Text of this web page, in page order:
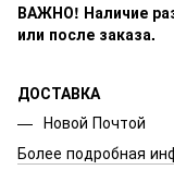
ВАЖНО! Наличие
или после заказа.
ДОСТАВКА
Новой Почтой
Более подробная